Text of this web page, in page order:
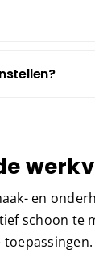
en
schoon te